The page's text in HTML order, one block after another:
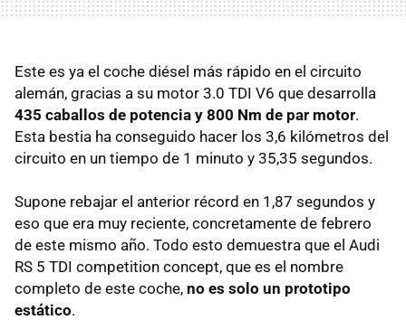
Este es ya el coche diésel más rápido en el circuito
alemán, gracias a su motor 3.0 TDI V6 que desarrolla
435 caballos de potencia y 800 Nm de par motor.
Esta bestia ha conseguido hacer los 3,6 kilómetros del
circuito en un tiempo de 1 minuto y 35,35 segundos.
Supone rebajar el anterior récord en 1,87 segundos y
eso que era muy reciente, concretamente de febrero
de este mismo año. Todo esto demuestra que el Audi
RS 5 TDI competition concept, que es el nombre
completo de este coche, no es solo un prototipo
estático.